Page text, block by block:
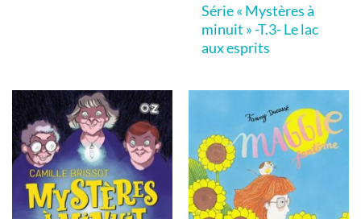
Série « Mystères à
minuit » -T.3- Le lac
aux esprits